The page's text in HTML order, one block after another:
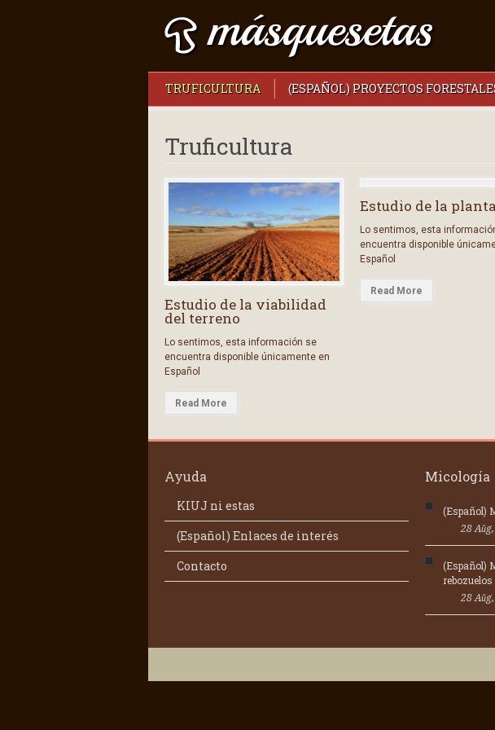
TRUFICULTURA (ESPAÑOL) PROYECTOS
Truficultura
Estudio de la viabilidad
del terreno
Lo sentimos, esta información se
encuentra disponible únicamente en
Español
Read More
Estudio de la
Lo sentimos, esta
encuentra disponible
Español
Read More
Ayuda
KIUJ ni estas
(Español) Enlaces de interés
Contacto
Micología
(Español)
28
(Español)
28